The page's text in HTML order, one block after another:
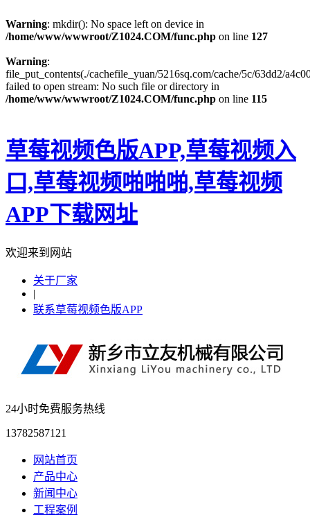
Warning: mkdir(): No space left on device in
/home/www/wwwroot/Z1024.COM/func.php on line 127
Warning:
file_put_contents(./cachefile_yuan/5216sq.com/cache/5c/63dd2/
failed to open stream: No such file or directory in
/home/www/wwwroot/Z1024.COM/func.php on line 115
草莓视频色版APP,草莓视频入
口,草莓视频啪啪啪,草莓视频
APP下载网址
欢迎来到网站
关于厂家
|
联系草莓视频色版APP
24小时免费服务热线
13782587121
网站首页
产品中心
新闻中心
工程案例